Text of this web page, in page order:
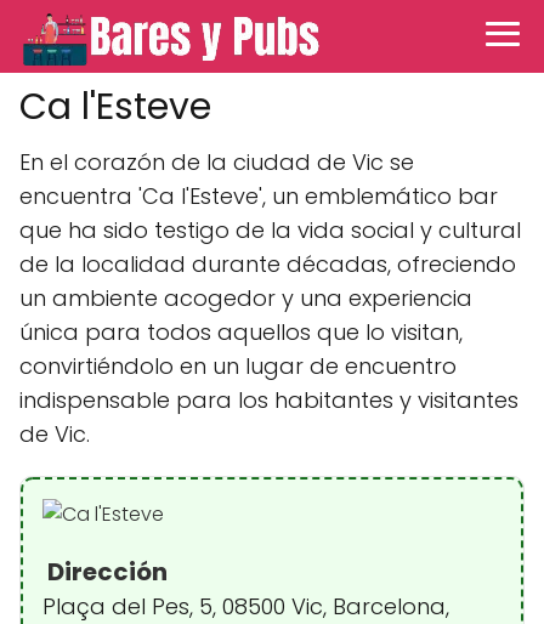
Ca l'Esteve
En el corazón de la ciudad de Vic se
encuentra 'Ca l'Esteve', un emblemático bar
que ha sido testigo de la vida social y cultural
de la localidad durante décadas, ofreciendo
un ambiente acogedor y una experiencia
única para todos aquellos que lo visitan,
convirtiéndolo en un lugar de encuentro
indispensable para los habitantes y visitantes
de Vic.
Dirección
Plaça del Pes, 5, 08500 Vic, Barcelona,